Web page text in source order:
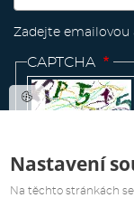
Zadejte emailovou
CAPTCHA
Nastavení
Na těchto stránkách